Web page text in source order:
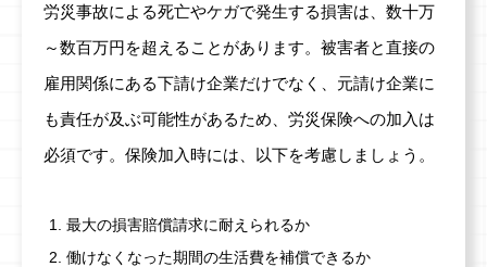
労災事故による死亡やケガで発生する損害は、数十万
～数百万円を超えることがあります。被害者と直接の
雇用関係にある下請け企業だけでなく、元請け企業に
も責任が及ぶ可能性があるため、労災保険への加入は
必須です。保険加入時には、以下を考慮しましょう。
最大の損害賠償請求に耐えられるか
働けなくなった期間の生活費を補償できるか